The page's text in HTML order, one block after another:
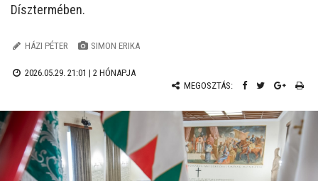
Dísztermében.
HÁZI PÉTER SIMON ERIKA
2026.05.29. 21:01 | 2 HÓNAPJA
MEGOSZTÁS: